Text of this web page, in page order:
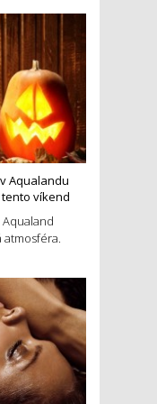
Aqualandu
víkend
atmosféra.